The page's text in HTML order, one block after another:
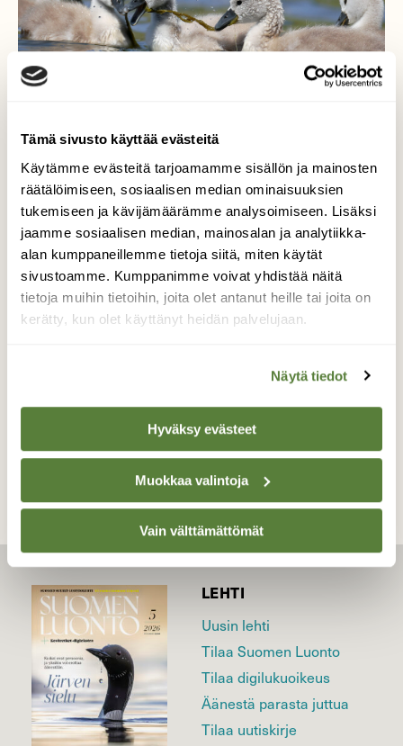
Tämä sivusto käyttää evästeitä
Käytämme evästeitä tarjoamamme sisällön ja mainosten
räätälöimiseen, sosiaalisen median ominaisuuksien
tukemiseen ja kävijämäärämme analysoimiseen. Lisäksi
jaamme sosiaalisen median, mainosalan ja analytiikka-
alan kumppaneillemme tietoja siitä, miten käytät
sivustoamme. Kumppanimme voivat yhdistää näitä
tietoja muihin tietoihin, joita olet antanut heille tai joita on
kerätty, kun olet käyttänyt heidän palvelujaan.
Näytä tiedot
Hyväksy evästeet
Muokkaa valintoja
Vain välttämättömät
Kyhmyjoutsen
Uuden sukupolven hulinat käynnissä, kaikki
eivät edes mahtuneet kuvaan - taisi olla
seitsemän poikasta kaiken kaikkiaan.
TAKAISIN LISTAAN
LEHTI
Uusin lehti
Tilaa Suomen Luonto
Tilaa digilukuoikeus
Äänestä parasta juttua
Tilaa uutiskirje